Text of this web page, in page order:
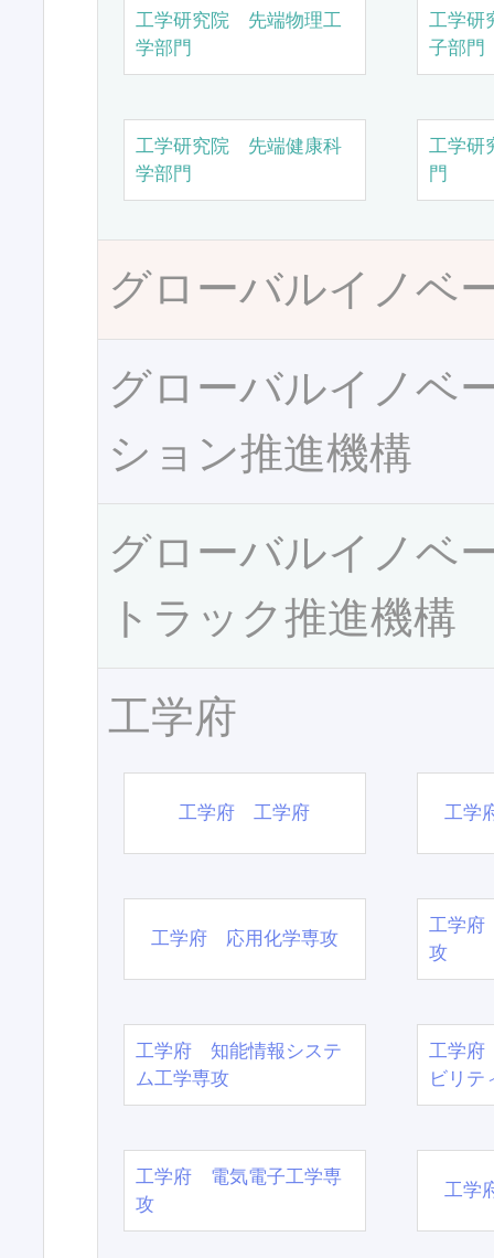
工学研究院 先端物理工
学部門
工学研
子部門
工学研究院 先端健康科
学部門
工学研
門
グローバルイノベ
グローバルイノベ
ション推進機構
グローバルイノベ
トラック推進機構
工学府
工学府 工学府 工学
工学府 応用化学専攻
工学府
攻
工学府 知能情報システ
ム工学専攻
工学府
ビリテ
工学府 電気電子工学専
攻
工学